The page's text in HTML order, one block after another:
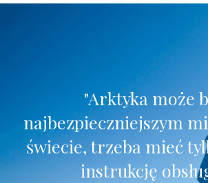
"Arktyka może
najbezpieczniejszym
świecie,trzeba mieć
instrukcję